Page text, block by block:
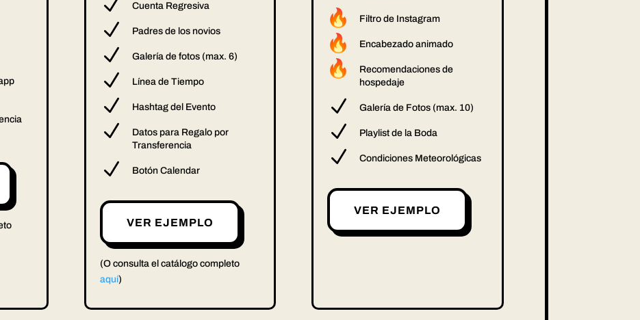
N Cuenta Regresiva
N Padres de los novios
N Galería de fotos (max. 6)
N Línea de Tiempo
N Hashtag del Evento
N
Datos para Regalo por
Transferencia
N Botón Calendar
VER EJEMPLO
(O consulta el catálogo completo
aquí)
Filtro de Instagram
Encabezado animado
Recomendaciones de
hospedaje
N Galería de Fotos (max. 10)
N Playlist de la Boda
N Condiciones Meteorológicas
VER EJEMPLO